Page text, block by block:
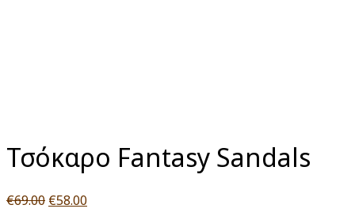
Τσόκαρο Fantasy Sandals
€69.00 Original
€58.00Η